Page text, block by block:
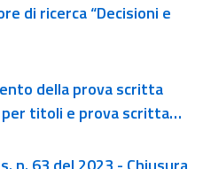
di ricerca “Decisioni e
della prova scritta
per titoli e prova scritta
giugno 2023, per la
funzionario